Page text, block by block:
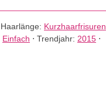
Haarlänge: Kurzhaarfrisuren
Einfach ⋅Trendjahr: 2015 ⋅